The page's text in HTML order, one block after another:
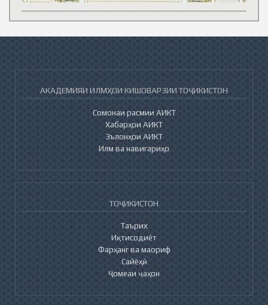
АКАДЕМИЯИ ИЛМҲОИ КИШОВАРЗИИ ТОҶИКИСТОН
Сомонаи расмии АИКТ
Хабарҳои АИКТ
Эълонҳои АИКТ
Илм ва навигариҳо
ТОҶИКИСТОН
Таърих
Иқтисодиёт
Фарҳанг ва маориф
Сайёҳӣ
Ҷомеаи ҷаҳон